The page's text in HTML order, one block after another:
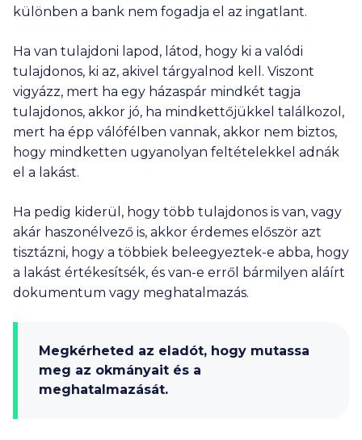
különben a bank nem fogadja el az ingatlant.
Ha van tulajdoni lapod, látod, hogy ki a valódi
tulajdonos, ki az, akivel tárgyalnod kell. Viszont
vigyázz, mert ha egy házaspár mindkét tagja
tulajdonos, akkor jó, ha mindkettőjükkel találkozol,
mert ha épp válófélben vannak, akkor nem biztos,
hogy mindketten ugyanolyan feltételekkel adnák
el a lakást.
Ha pedig kiderül, hogy több tulajdonos is van, vagy
akár haszonélvező is, akkor érdemes először azt
tisztázni, hogy a többiek beleegyeztek-e abba, hogy
a lakást értékesítsék, és van-e erről bármilyen aláírt
dokumentum vagy meghatalmazás.
Megkérheted az eladót, hogy mutassa
meg az okmányait és a
meghatalmazását.